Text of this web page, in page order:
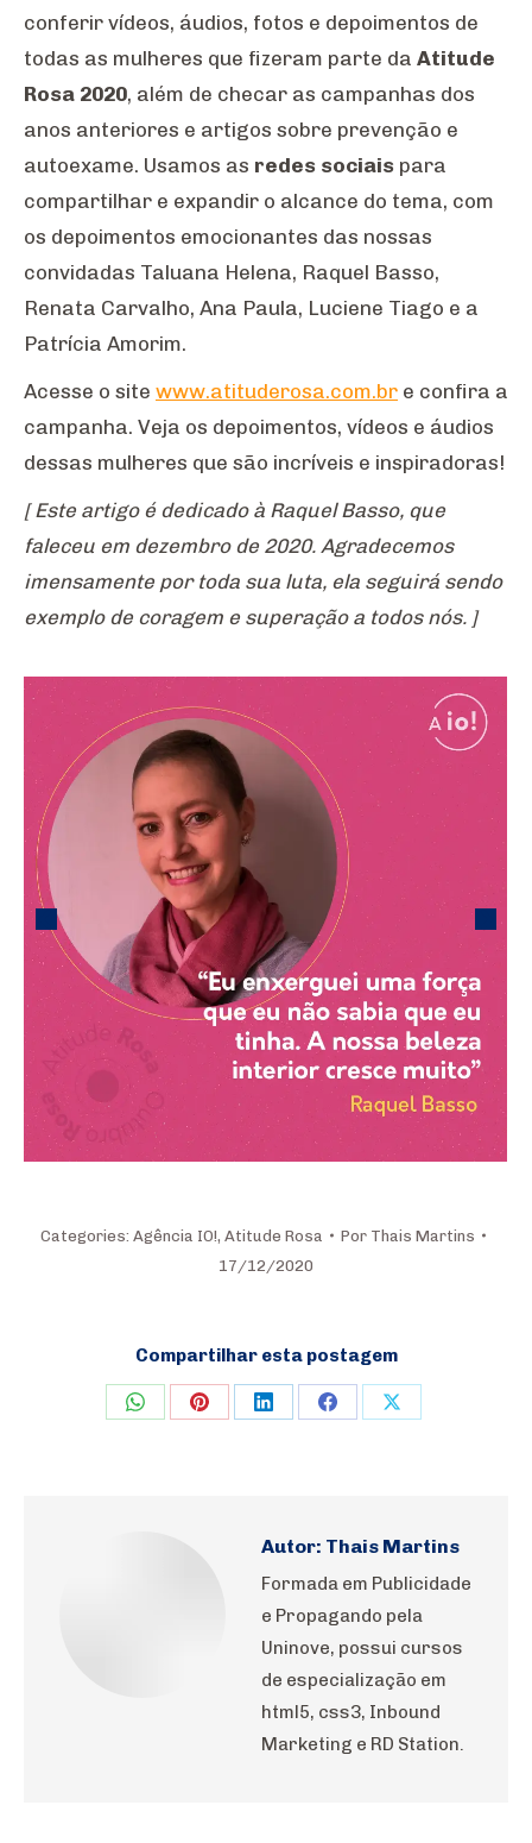
conferir vídeos, áudios, fotos e depoimentos de
todas as mulheres que fizeram parte da Atitude
Rosa 2020, além de checar as campanhas dos
anos anteriores e artigos sobre prevenção e
autoexame. Usamos as redes sociais para
compartilhar e expandir o alcance do tema, com
os depoimentos emocionantes das nossas
convidadas Taluana Helena, Raquel Basso,
Renata Carvalho, Ana Paula, Luciene Tiago e a
Patrícia Amorim.
Acesse o site www.atituderosa.com.br e confira a
campanha. Veja os depoimentos, vídeos e áudios
dessas mulheres que são incríveis e inspiradoras!
[ Este artigo é dedicado à Raquel Basso, que
faleceu em dezembro de 2020. Agradecemos
imensamente por toda sua luta, ela seguirá sendo
exemplo de coragem e superação a todos nós. ]
Categories: Agência IO!, Atitude Rosa Por Thais Martins
17/12/2020
Compartilhar esta postagem
Share Share Share Share Share
Autor: Thais Martins
Formada em Publicidade
e Propagando pela
Uninove, possui cursos
de especialização em
html5, css3, Inbound
Marketing e RD Station.